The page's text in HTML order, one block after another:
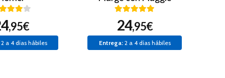
,95€
a 4 días hábiles
24,95€
Entrega:2 a 4 días hábiles